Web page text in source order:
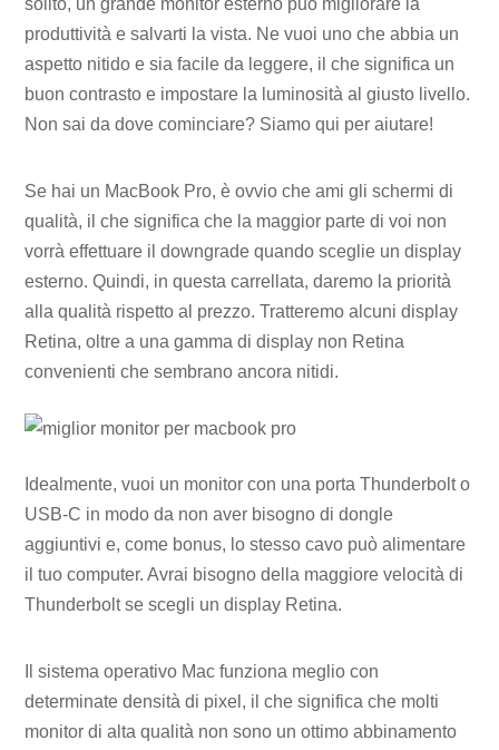
solito, un grande monitor esterno può migliorare la
produttività e salvarti la vista. Ne vuoi uno che abbia un
aspetto nitido e sia facile da leggere, il che significa un
buon contrasto e impostare la luminosità al giusto livello.
Non sai da dove cominciare? Siamo qui per aiutare!
Se hai un MacBook Pro, è ovvio che ami gli schermi di
qualità, il che significa che la maggior parte di voi non
vorrà effettuare il downgrade quando sceglie un display
esterno. Quindi, in questa carrellata, daremo la priorità
alla qualità rispetto al prezzo. Tratteremo alcuni display
Retina, oltre a una gamma di display non Retina
convenienti che sembrano ancora nitidi.
Idealmente, vuoi un monitor con una porta Thunderbolt o
USB-C in modo da non aver bisogno di dongle
aggiuntivi e, come bonus, lo stesso cavo può alimentare
il tuo computer. Avrai bisogno della maggiore velocità di
Thunderbolt se scegli un display Retina.
Il sistema operativo Mac funziona meglio con
determinate densità di pixel, il che significa che molti
monitor di alta qualità non sono un ottimo abbinamento